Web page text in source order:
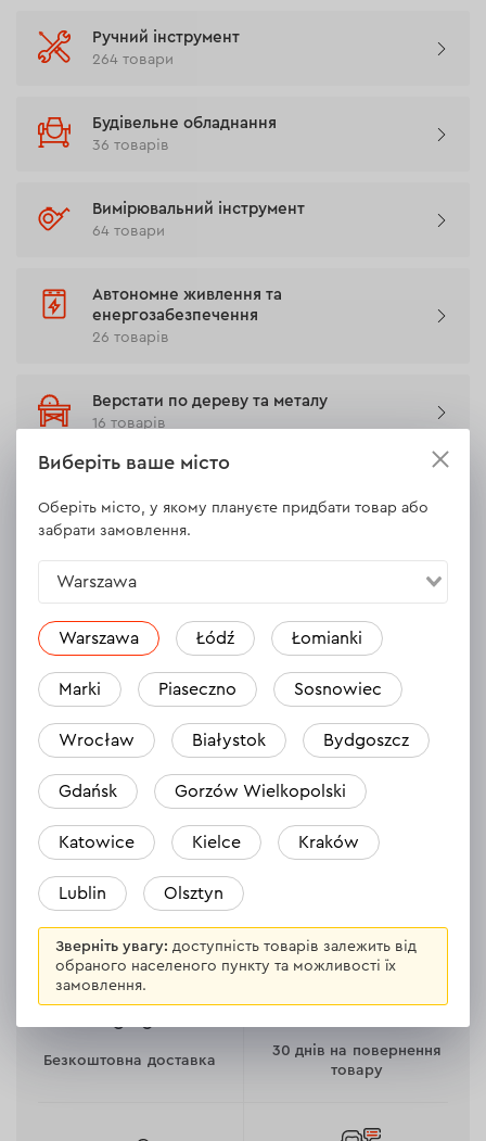
Ручний інструмент
264 товари
Будівельне обладнання
36 товарів
Вимірювальний інструмент
64 товари
Автономне живлення та
енергозабезпечення
26 товарів
Верстати по дереву та металу
16 товарів
561 товар
Засоби індивідуального захисту
37 товарів
4 товари
Безкоштовна доставка
30 днів на повернення
товару
Виберіть ваше місто
Оберіть місто, у якому плануєте придбати товар або
забрати замовлення.
Warszawa
Warszawa Łódź Łomianki
Marki Piaseczno Sosnowiec
Wrocław Białystok Bydgoszcz
Gdańsk Gorzów Wielkopolski
Katowice Kielce Kraków
Lublin Olsztyn
Зверніть увагу: доступність товарів залежить від
обраного населеного пункту та можливості їх
замовлення.